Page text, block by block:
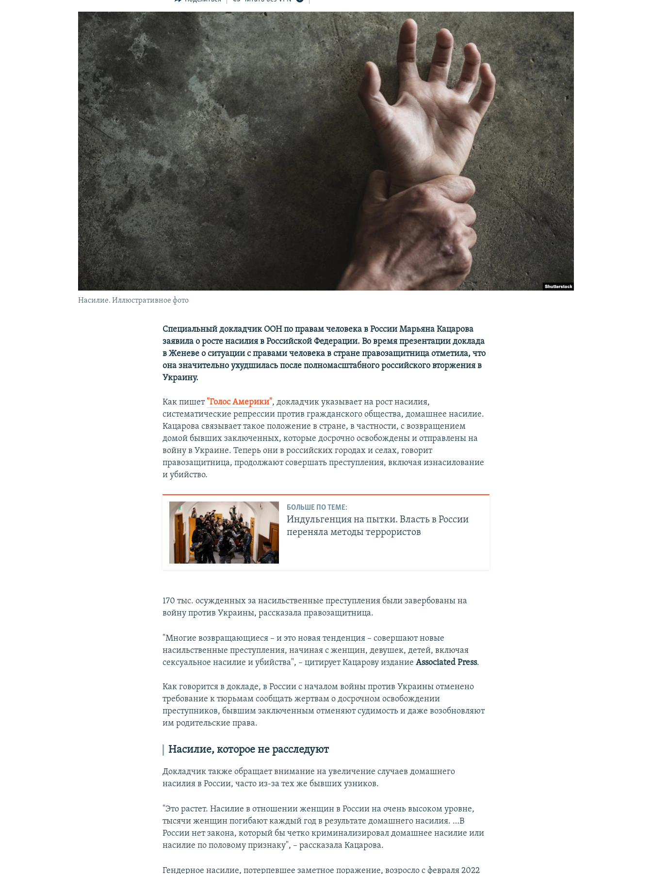
КРЫМ.НЕПОКОРЕННЫЙ
УКРАИНСКАЯ ПРОБЛЕМА КРЫМА
Насилие. Иллюстративное фото
Специальный докладчик ООН по правам человека в России Марьяна Кацарова
заявила о росте насилия в Российской Федерации. Во время презентации доклада
в Женеве о ситуации с правами человека в стране правозащитница отметила, что
она значительно ухудшилась после полномасштабного российского вторжения в
Украину.
Как пишет "Голос Америки", докладчик указывает на рост насилия,
систематические репрессии против гражданского общества, домашнее насилие.
Кацарова связывает такое положение в стране, в частности, с возвращением
домой бывших заключенных, которые досрочно освобождены и отправлены на
войну в Украине. Теперь они в российских городах и селах, говорит
правозащитница, продолжают совершать преступления, включая изнасилование
и убийство.
БОЛЬШЕ ПО ТЕМЕ:
Индульгенция на пытки. Власть в России
переняла методы террористов
170 тыс. осужденных за насильственные преступления были завербованы на
войну против Украины, рассказала правозащитница.
"Многие возвращающиеся – и это новая тенденция – совершают новые
насильственные преступления, начиная с женщин, девушек, детей, включая
сексуальное насилие и убийства", – цитирует Кацарову изданиеAssociated Press.
Как говорится в докладе, в России с началом войны против Украины отменено
требование к тюрьмам сообщать жертвам о досрочном освобождении
преступников, бывшим заключенным отменяют судимость и даже возобновляют
им родительские права.
Насилие, которое не расследуют
Докладчик также обращает внимание на увеличение случаев домашнего
насилия в России, часто из-за тех же бывших узников.
"Это растет. Насилие в отношении женщин в России на очень высоком уровне,
тысячи женщин погибают каждый год в результате домашнего насилия. …В
России нет закона, который бы четко криминализировал домашнее насилие или
насилие по половому признаку", – рассказала Кацарова.
Гендерное насилие, потерпевшее заметное поражение, возросло с февраля 2022